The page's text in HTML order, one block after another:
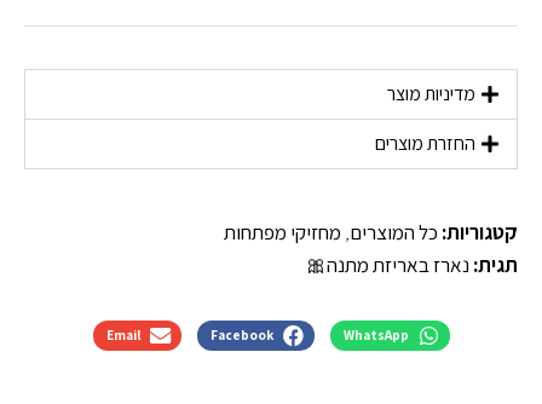
מדיניות מוצר
החזרת מוצרים
קטגוריות: כל המוצרים, מחזיקי מפתחות
תגית: נארז באריזת מתנה🎀
WhatsApp
Facebook
Email